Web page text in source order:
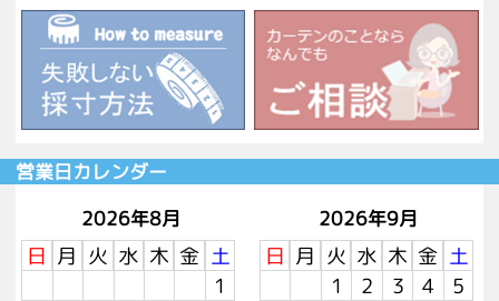
営業日カレンダー
2026年8月
日 月 火 水 木 金 土
1
2026年9月
日 月 火 水 木 金 土
1
2 3 4
5